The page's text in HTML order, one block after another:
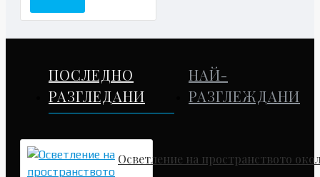
ПОСЛЕДНО
РАЗГЛЕДАНИ
НАЙ-
РАЗГЛЕЖДАНИ
Осветление на пространството